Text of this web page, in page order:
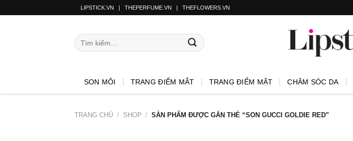
LIPSTICK.VN | THEPERFUME.VN | THEFLOWERS.VN
SON MÔI TRANG ĐIỂM MẮT TRANG ĐIỂM MẶT CHĂM SÓC DA
TRANG CHỦ / SHOP / SẢN PHẨM ĐƯỢC GẮN THẺ “SON GUCCI GOLDIE RED”